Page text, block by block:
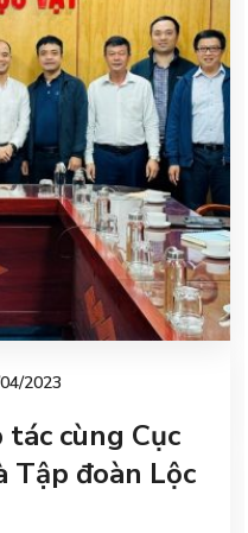
2023
cùng Cục
Tập đoàn Lộc